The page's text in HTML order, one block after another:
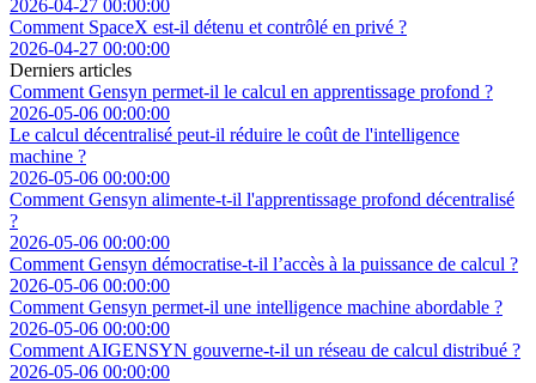
2026-04-27 00:00:00
Comment SpaceX est-il détenu et contrôlé en privé ?
2026-04-27 00:00:00
Derniers articles
Comment Gensyn permet-il le calcul en apprentissage profond ?
2026-05-06 00:00:00
Le calcul décentralisé peut-il réduire le coût de l'intelligence
machine ?
2026-05-06 00:00:00
Comment Gensyn alimente-t-il l'apprentissage profond décentralisé
?
2026-05-06 00:00:00
Comment Gensyn démocratise-t-il l’accès à la puissance de calcul ?
2026-05-06 00:00:00
Comment Gensyn permet-il une intelligence machine abordable ?
2026-05-06 00:00:00
Comment AIGENSYN gouverne-t-il un réseau de calcul distribué ?
2026-05-06 00:00:00